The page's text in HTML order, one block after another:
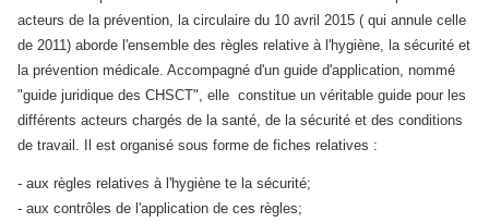
acteurs de la prévention, la circulaire du 10 avril 2015 ( qui annule celle
de 2011) aborde l'ensemble des règles relative à l'hygiène, la sécurité et
la prévention médicale. Accompagné d'un guide d'application, nommé
"guide juridique des CHSCT", elle constitue un véritable guide pour les
différents acteurs chargés de la santé, de la sécurité et des conditions
de travail. Il est organisé sous forme de fiches relatives :
- aux règles relatives à l'hygiène te la sécurité;
- aux contrôles de l'application de ces règles;